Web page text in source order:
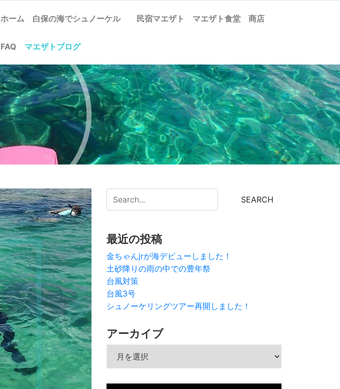
ホーム 白保の海でシュノーケル 民宿マエザト マエザト食堂 商店
FAQ マエザトブログ
最近の投稿
金ちゃんjrが海デビューしました！
土砂降りの雨の中での豊年祭
台風対策
台風3号
シュノーケリングツアー再開しました！
アーカイブ